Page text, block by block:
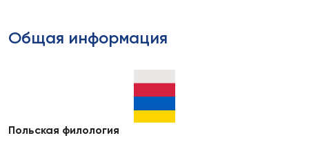
Oбщая информация
Польская филология